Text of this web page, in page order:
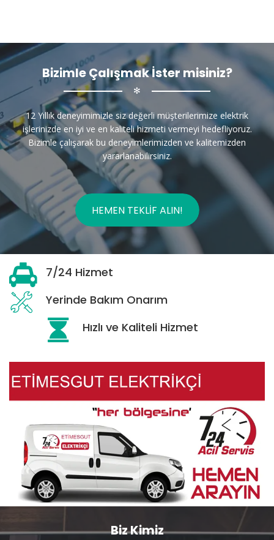
Bizimle Çalışmak İster misiniz?
✻
12 Yıllık deneyimimizle siz değerli müşterilerimize elektrik
işlerinizde en iyi ve en kaliteli hizmeti vermeyi hedefliyoruz.
Bizimle çalışarak bu deneyimlerimizden ve kalitemizden
yararlanabilirsiniz.
HEMEN TEKLIF ALIN!
7/24 Hizmet
Yerinde Bakım Onarım
Hızlı ve Kaliteli Hizmet
Biz Kimiz